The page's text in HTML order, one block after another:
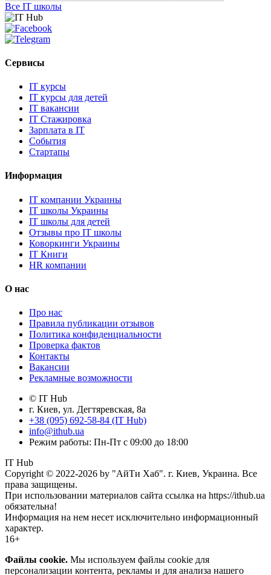
Все IT школы
Сервисы
IT курсы
IT курсы для детей
IT вакансии
IT Стажировка
Зарплата в IT
События
Стартапы
Информация
IT компании Украины
IT школы Украины
IT школы для детей
Отзывы про IT школы
Коворкинги Украины
IT Книги
HR компании
О нас
Про нас
Правила публикации отзывов
Политика конфиденциальности
Проверка фактов
Контакты
Вакансии
Рекламные возможности
© IT Hub
г. Киев, ул. Дегтяревская, 8а
+38 (095) 692-58-84 (IT Hub)
info@ithub.ua
Режим работы: Пн-Пт с 09:00 до 18:00
IT Hub
Copyright © 2022-2026 by "АйТи Хаб". г. Киев, Украина. Все
права защищены.
При использовании материалов сайта ссылка на https://ithub.ua
обязательна!
Информация на нем несет исключительно информационный
характер.
16+
Файлы cookie. Мы используем файлы cookie для
персонализации контента, рекламы и для анализа нашего